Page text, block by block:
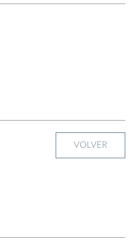
VOLVER